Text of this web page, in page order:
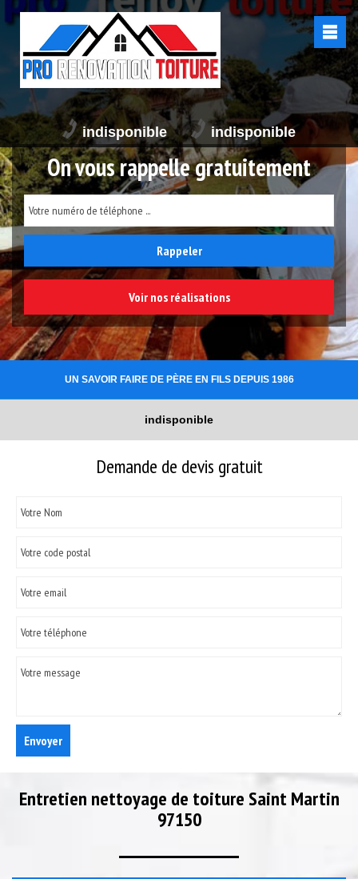
indisponible indisponible
On vous rappelle gratuitement
Voir nos réalisations
UN SAVOIR FAIRE DE PÈRE EN FILS DEPUIS 1986
indisponible
Demande de devis gratuit
Entretien nettoyage de toiture Saint Martin
97150